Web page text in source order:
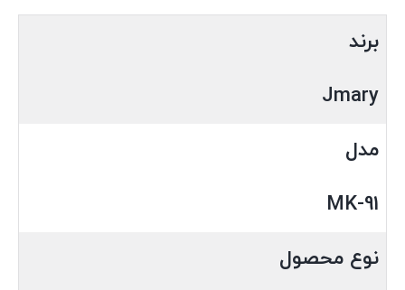
برند
Jmary
مدل
MK-91
نوع محصول